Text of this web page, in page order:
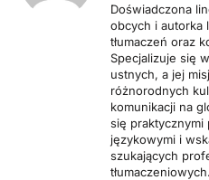
Doświadczona
obcych i autorka
tłumaczeń oraz
Specjalizuje się
ustnych, a jej
różnorodnych
komunikacji na
się praktycznymi
językowymi i
szukających
tłumaczeniowych.